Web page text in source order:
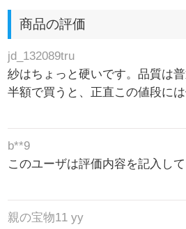
商品の評価
jd_132089tru
紗はちょっと硬いです。品質は
半額で買うと、正直この値段には
b**9
このユーザは評価内容を記入して
親の宝物11 yy